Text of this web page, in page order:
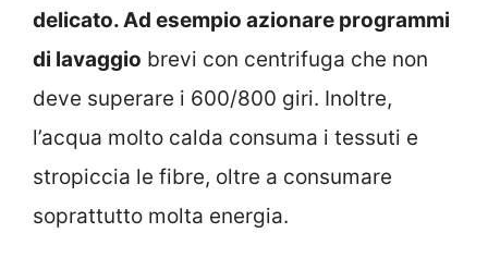
delicato. Ad esempio azionare programmi
di lavaggio brevi con centrifuga che non
deve superare i 600/800 giri. Inoltre,
l’acqua molto calda consuma i tessuti e
stropiccia le fibre, oltre a consumare
soprattutto molta energia.